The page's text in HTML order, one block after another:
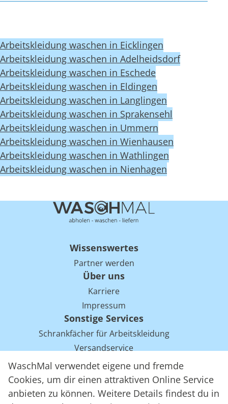
WaschMal verwendet eigene und fremde
Cookies, um dir einen attraktiven Online Service
anbieten zu können. Weitere Details findest du in
Arbeitskleidung waschen in Eicklingen
Arbeitskleidung waschen in Adelheidsdorf
Arbeitskleidung waschen in Eschede
Arbeitskleidung waschen in Eldingen
Arbeitskleidung waschen in Langlingen
Arbeitskleidung waschen in Sprakensehl
Arbeitskleidung waschen in Ummern
Arbeitskleidung waschen in Wienhausen
Arbeitskleidung waschen in Wathlingen
Arbeitskleidung waschen in Nienhagen
Wissenswertes
Partner werden
Über uns
Karriere
Impressum
Sonstige Services
Schrankfächer für Arbeitskleidung
Versandservice
Einsparpotentiale für Mietwäsche bei Arbeitskleidung
Arbeitskleidung Tracking mit RFID